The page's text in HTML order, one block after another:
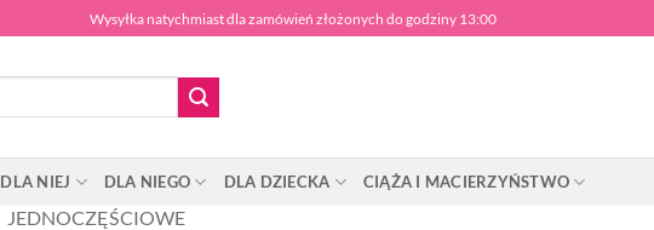
Wysyłka natychmiast dla zamówień złożonych do godziny 13:00
DLA NIEJ DLA NIEGO DLA DZIECKA CIĄŻA I MACIERZYŃSTWO
JEDNOCZĘŚCIOWE